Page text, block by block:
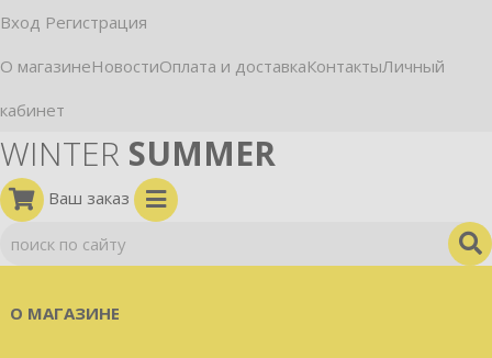
Вход Регистрация
О магазинеНовостиОплата и доставкаКонтактыЛичный
кабинет
WINTER SUMMER
Ваш заказ
О МАГАЗИНЕ